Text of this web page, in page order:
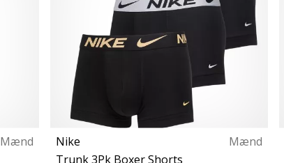
Mænd
Nike
Mænd
Trunk 3Pk Boxer Shorts